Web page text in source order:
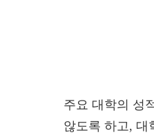
주요 대학의 성
않도록 하고, 대